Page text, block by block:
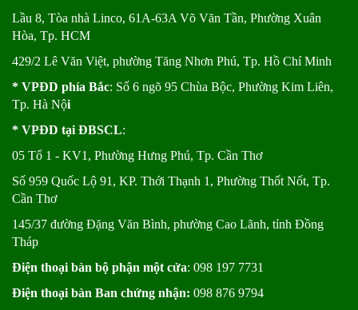
Lầu 8, Tòa nhà Linco, 61A-63A Võ Văn Tần, Phường Xuân
Hòa, Tp. HCM
429/2 Lê Văn Việt, phường Tăng Nhơn Phú, Tp. Hồ Chí Minh
* VPĐD phía Bắc: Số 6 ngõ 95 Chùa Bộc, Phường Kim Liên,
Tp. Hà Nội
* VPĐD tại ĐBSCL:
05 Tổ 1 - KV1, Phường Hưng Phú, Tp. Cần Thơ
Số 959 Quốc Lộ 91, KP. Thới Thạnh 1, Phường Thốt Nốt, Tp.
Cần Thơ
145/37 đường Đặng Văn Bình, phường Cao Lãnh, tỉnh Đồng
Tháp
Điện thoại bàn bộ phận một cửa: 098 197 7731
Điện thoại bàn Ban chứng nhận: 098 876 9794